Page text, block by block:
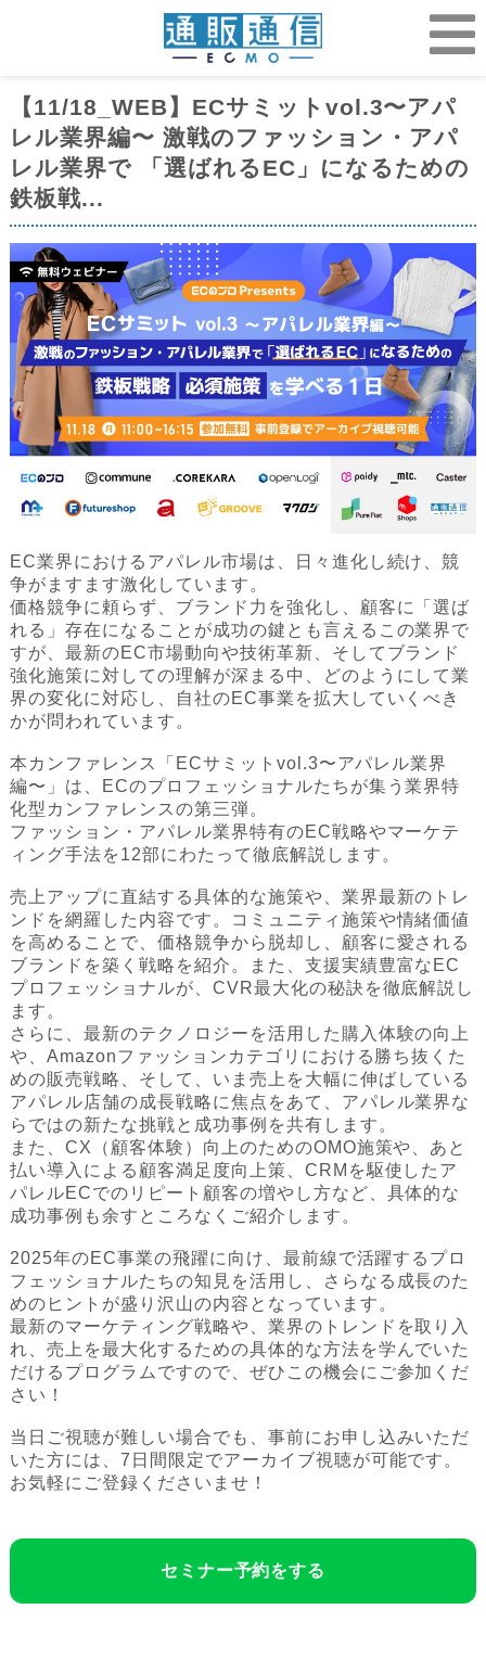
【11/18_WEB】ECサミットvol.3〜アパ
レル業界編〜 激戦のファッション・アパ
レル業界で 「選ばれるEC」になるための
鉄板戦...
EC業界におけるアパレル市場は、日々進化し続け、競
争がますます激化しています。
価格競争に頼らず、ブランド力を強化し、顧客に「選ば
れる」存在になることが成功の鍵とも言えるこの業界で
すが、最新のEC市場動向や技術革新、そしてブランド
強化施策に対しての理解が深まる中、どのようにして業
界の変化に対応し、自社のEC事業を拡大していくべき
かが問われています。
本カンファレンス「ECサミットvol.3〜アパレル業界
編〜」は、ECのプロフェッショナルたちが集う業界特
化型カンファレンスの第三弾。
ファッション・アパレル業界特有のEC戦略やマーケテ
ィング手法を12部にわたって徹底解説します。
売上アップに直結する具体的な施策や、業界最新のトレ
ンドを網羅した内容です。コミュニティ施策や情緒価値
を高めることで、価格競争から脱却し、顧客に愛される
ブランドを築く戦略を紹介。また、支援実績豊富なEC
プロフェッショナルが、CVR最大化の秘訣を徹底解説し
ます。
さらに、最新のテクノロジーを活用した購入体験の向上
や、Amazonファッションカテゴリにおける勝ち抜くた
めの販売戦略、そして、いま売上を大幅に伸ばしている
アパレル店舗の成長戦略に焦点をあて、アパレル業界な
らではの新たな挑戦と成功事例を共有します。
また、CX（顧客体験）向上のためのOMO施策や、あと
払い導入による顧客満足度向上策、CRMを駆使したア
パレルECでのリピート顧客の増やし方など、具体的な
成功事例も余すところなくご紹介します。
2025年のEC事業の飛躍に向け、最前線で活躍するプロ
フェッショナルたちの知見を活用し、さらなる成長のた
めのヒントが盛り沢山の内容となっています。
最新のマーケティング戦略や、業界のトレンドを取り入
れ、売上を最大化するための具体的な方法を学んでいた
だけるプログラムですので、ぜひこの機会にご参加くだ
さい！
当日ご視聴が難しい場合でも、事前にお申し込みいただ
いた方には、7日間限定でアーカイブ視聴が可能です。
お気軽にご登録くださいませ！
セミナー予約をする